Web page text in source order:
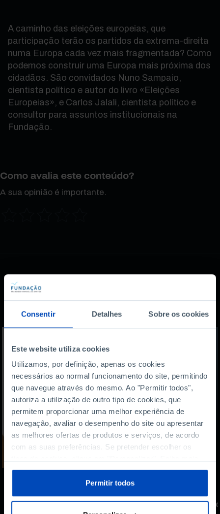
Consentir Detalhes Sobre os cookies
Este website utiliza cookies
Utilizamos, por definição, apenas os cookies
necessários ao normal funcionamento do site, permitindo
que navegue através do mesmo. Ao "Permitir todos",
autoriza a utilização de outro tipo de cookies, que
permitem proporcionar uma melhor experiência de
navegação, avaliar o desempenho do site ou apresentar
as melhores ofertas de produtos e serviços, de acordo
com as suas preferências. Se pretender escolher os
sobre cookies através da gestão de preferências ou da
Política de Cookies.
Permitir todos
A caminho das eleições europeias, que
participação terão os partidos da extrema-direita
numa Europa cada vez mais fragmentada? Como
podemos construir uma Europa mais próxima dos
cidadãos. São convidados Nuno Sampaio,
cientista político e autor do livro «Eleições
Europeias», e Carlos Jalali, cientista político e
consultor para assuntos institucionais na
Fundação.
Como avalia este conteúdo?
A sua opinião é importante.
Também lhe pode
interessar
O que fazer para ganhar mais